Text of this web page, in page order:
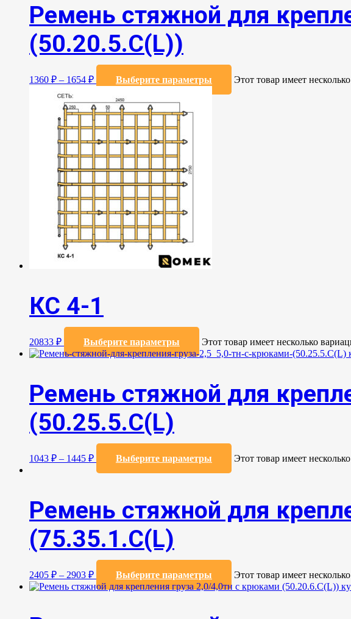
Ремень стяжной для
(50.20.5.C(L))
1360 ₽ – 1654 ₽ Выберите параметры Этот товар имеет
КС 4-1
20833 ₽ Выберите параметры Этот товар имеет несколько
Ремень стяжной для
(50.25.5.C(L)
1043 ₽ – 1445 ₽ Выберите параметры Этот товар имеет
Ремень стяжной для
(75.35.1.C(L)
2405 ₽ – 2903 ₽ Выберите параметры Этот товар имеет